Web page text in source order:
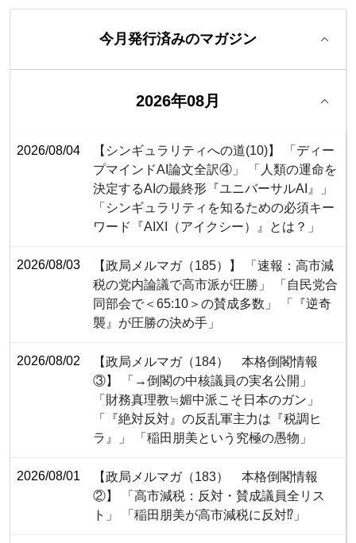
今月発行済みのマガジン
2026年08月
2026/08/04
【シンギュラリティへの道(10)】 「ディー
プマインドAI論文全訳④」 「人類の運命を
決定するAIの最終形『ユニバーサルAI』」
「シンギュラリティを知るための必須キー
ワード『AIXI（アイクシー）』とは？」
2026/08/03
【政局メルマガ（185）】 「速報：高市減
税の党内論議で高市派が圧勝」 「自民党合
同部会で＜65:10＞の賛成多数」 「『逆奇
襲』が圧勝の決め手」
2026/08/02
【政局メルマガ（184） 本格倒閣情報
③】 「→倒閣の中核議員の実名公開」
「財務真理教≒媚中派こそ日本のガン」
「『絶対反対』の反乱軍主力は『税調ヒ
ラ』」 「稲田朋美という究極の愚物」
2026/08/01
【政局メルマガ（183） 本格倒閣情報
②】 「高市減税：反対・賛成議員全リス
ト」 「稲田朋美が高市減税に反対⁉」